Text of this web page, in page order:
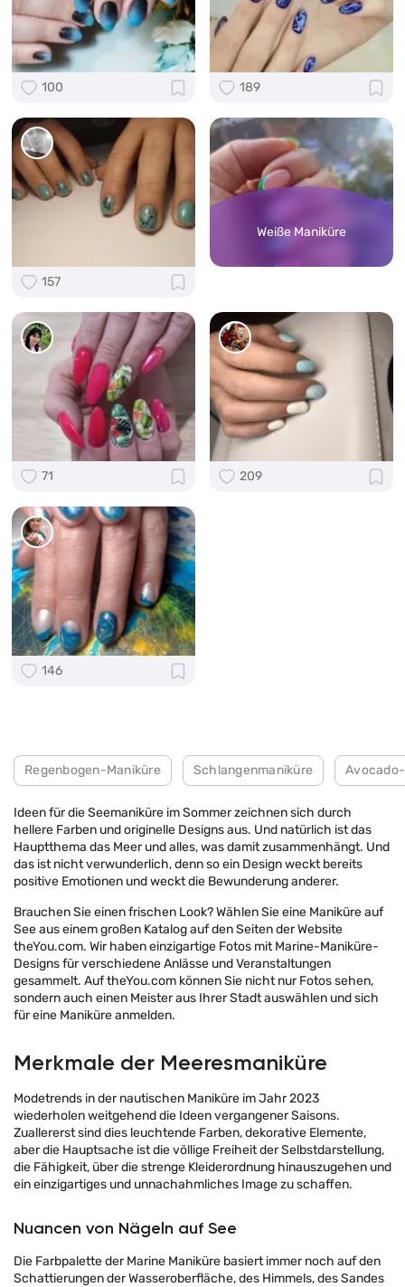
100 189
157
Weiße Maniküre
71 209
146
Regenbogen-Maniküre Schlangenmaniküre
Ideen für die Seemaniküre im Sommer zeichnen sich durch
hellere Farben und originelle Designs aus. Und natürlich ist das
Hauptthema das Meer und alles, was damit zusammenhängt. Und
das ist nicht verwunderlich, denn so ein Design weckt bereits
positive Emotionen und weckt die Bewunderung anderer.
Brauchen Sie einen frischen Look? Wählen Sie eine Maniküre auf
See aus einem großen Katalog auf den Seiten der Website
theYou.com. Wir haben einzigartige Fotos mit Marine-Maniküre-
Designs für verschiedene Anlässe und Veranstaltungen
gesammelt. Auf theYou.com können Sie nicht nur Fotos sehen,
sondern auch einen Meister aus Ihrer Stadt auswählen und sich
für eine Maniküre anmelden.
Merkmale der Meeresmaniküre
Modetrends in der nautischen Maniküre im Jahr 2023
wiederholen weitgehend die Ideen vergangener Saisons.
Zuallererst sind dies leuchtende Farben, dekorative Elemente,
aber die Hauptsache ist die völlige Freiheit der Selbstdarstellung,
die Fähigkeit, über die strenge Kleiderordnung hinauszugehen und
ein einzigartiges und unnachahmliches Image zu schaffen.
Nuancen von Nägeln auf See
Die Farbpalette der Marine Maniküre basiert immer noch auf den
Schattierungen der Wasseroberfläche, des Himmels, des Sandes